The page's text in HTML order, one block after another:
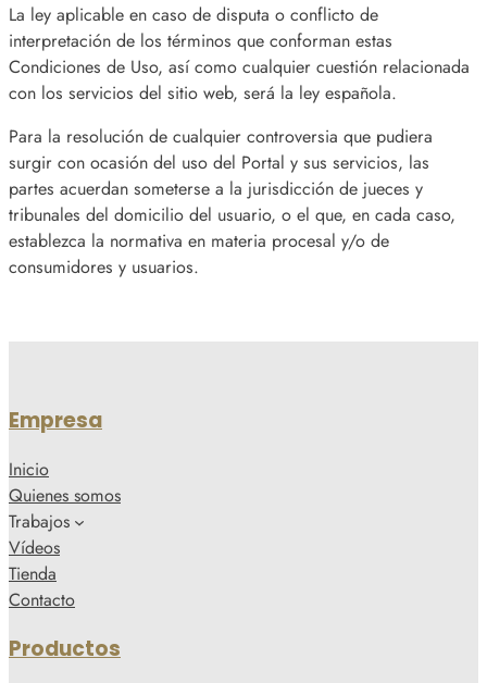
La ley aplicable en caso de disputa o conflicto de
interpretación de los términos que conforman estas
Condiciones de Uso, así como cualquier cuestión relacionada
con los servicios del sitio web, será la ley española.
Para la resolución de cualquier controversia que pudiera
surgir con ocasión del uso del Portal y sus servicios, las
partes acuerdan someterse a la jurisdicción de jueces y
tribunales del domicilio del usuario, o el que, en cada caso,
establezca la normativa en materia procesal y/o de
consumidores y usuarios.
Empresa
Inicio
Quienes somos
Trabajos
Vídeos
Tienda
Contacto
Productos